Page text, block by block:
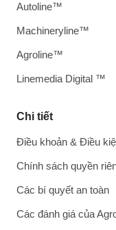
Chi tiết
Điều khoản & Điều
Chính sách quyền
Các bí quyết an toàn
Các đánh giá của
Autoline™
Machineryline™
Agroline™
Linemedia Digital ™